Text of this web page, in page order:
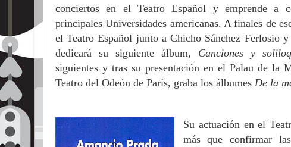
conciertos en el Teatro Español y emprende a
principales Universidades americanas. A finales de
el Teatro Español junto a Chicho Sánchez Ferlosio
dedicará su siguiente álbum, Canciones y
siguientes y tras su presentación en el Palau de
Teatro del Odeón de París, graba los álbumes De la
Su actuación en el
más que confirmar